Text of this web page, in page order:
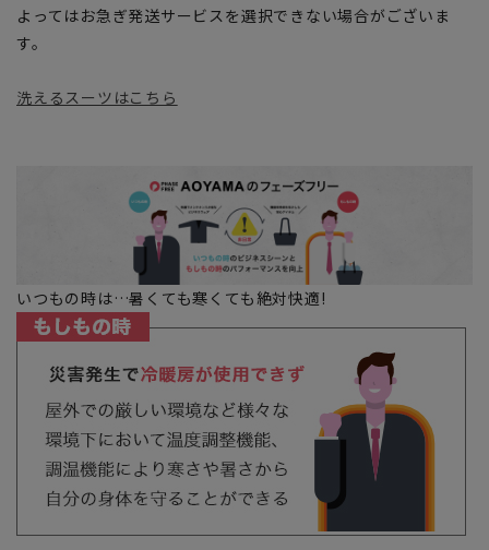
よってはお急ぎ発送サービスを選択できない場合がございま
す。
洗えるスーツはこちら
いつもの時は…暑くても寒くても絶対快適!